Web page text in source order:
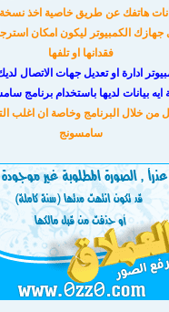
هاتفك عن طريق خاصية اخذ نسخة
جهازك الكمبيوتر ليكون امكان
فقدانها او تلفها
ادارة او تعديل جهات الاتصال
ايه بيانات لديها باستخدام برنامج
من خلال البرنامج وخاصة ان اغلب
سامسونج